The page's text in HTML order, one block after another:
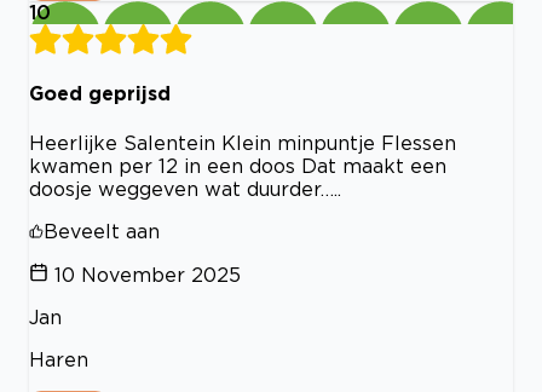
10
Goed geprijsd
Heerlijke Salentein Klein minpuntje Flessen
kwamen per 12 in een doos Dat maakt een
doosje weggeven wat duurder…..
Beveelt aan
10 November 2025
Jan
Haren